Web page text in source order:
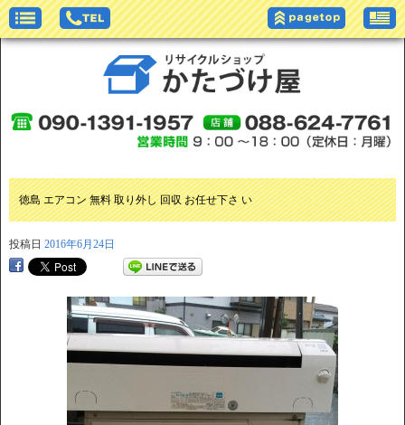
徳島 エアコン 無料 取り外し 回収 お任せ下さ い
投稿日 2016年6月24日